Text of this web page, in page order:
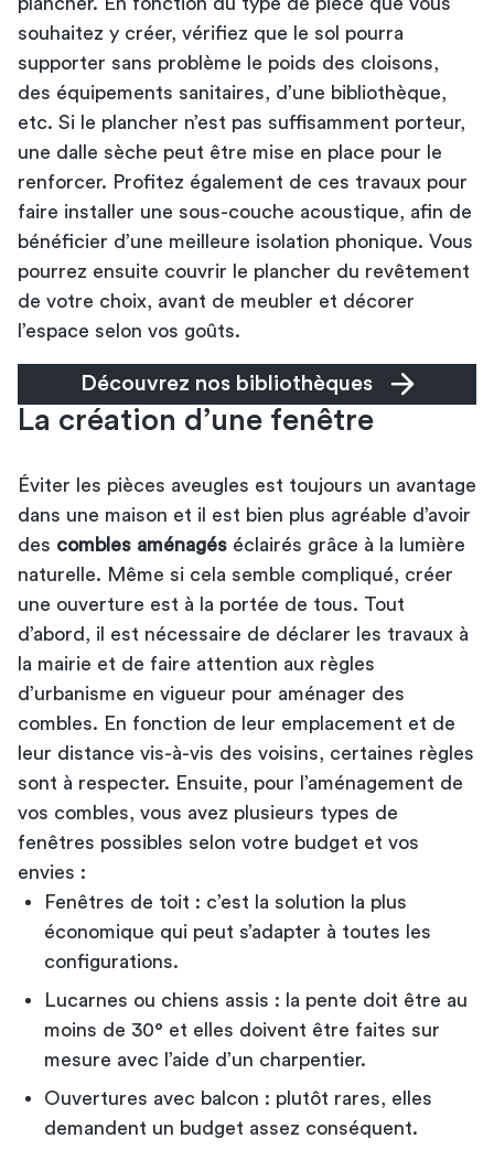
souhaitez y créer, vérifiez que le sol pourra
supporter sans problème le poids des cloisons,
des équipements sanitaires, d’une bibliothèque,
etc. Si le plancher n’est pas suffisamment porteur,
une dalle sèche peut être mise en place pour le
renforcer. Profitez également de ces travaux pour
faire installer une sous-couche acoustique, afin de
bénéficier d’une meilleure isolation phonique. Vous
pourrez ensuite couvrir le plancher du revêtement
de votre choix, avant de meubler et décorer
l’espace selon vos goûts.
Découvrez nos bibliothèques
La création d’une fenêtre
Éviter les pièces aveugles est toujours un avantage
dans une maison et il est bien plus agréable d’avoir
des combles aménagés éclairés grâce à la lumière
naturelle. Même si cela semble compliqué, créer
une ouverture est à la portée de tous. Tout
d’abord, il est nécessaire de déclarer les travaux à
la mairie et de faire attention aux règles
d’urbanisme en vigueur pour aménager des
combles. En fonction de leur emplacement et de
leur distance vis-à-vis des voisins, certaines règles
sont à respecter. Ensuite, pour l’aménagement de
vos combles, vous avez plusieurs types de
fenêtres possibles selon votre budget et vos
envies :
Fenêtres de toit : c’est la solution la plus
économique qui peut s’adapter à toutes les
configurations.
Lucarnes ou chiens assis : la pente doit être au
moins de 30° et elles doivent être faites sur
mesure avec l’aide d’un charpentier.
Ouvertures avec balcon : plutôt rares, elles
demandent un budget assez conséquent.